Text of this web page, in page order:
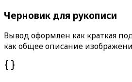
Черновик для рукописи
Вывод оформлен как краткая
как общее описание